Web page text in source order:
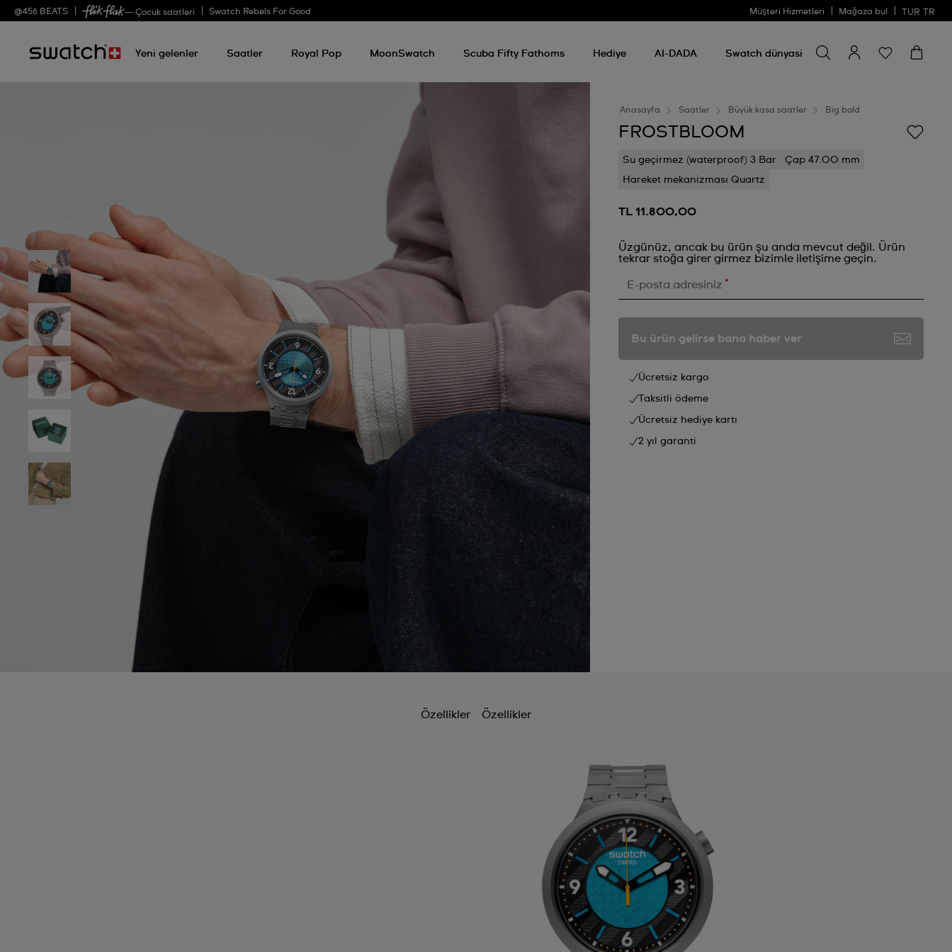
@456 BEATS — Çocuk saatleri Swatch Rebels For Good Müşteri Hizmetleri Mağaza bul TUR TR
Yeni gelenler Saatler Royal Pop MoonSwatch Scuba Fifty Fathoms Hediye AI-DADA Swatch dünyasi
şey
ara
Bir şey ara
Anasayfa Saatler Büyük kasa saatler Big bold
FROSTBLOOM
Su geçirmez (waterproof) 3 Bar
Çap 47.00 mm
Hareket mekanizması Quartz
TL 11.800,00
Üzgünüz, ancak bu ürün şu anda mevcut değil. Ürün
tekrar stoğa girer girmez bizimle iletişime geçin.
E-posta adresiniz *
Bu ürün gelirse bana haber ver
Ücretsiz kargo
Taksitli ödeme
Ücretsiz hediye kartı
2 yıl garanti
Özellikler Özellikler